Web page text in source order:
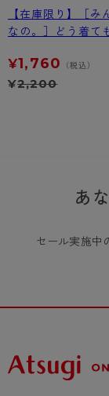
【在庫限り】［み
なの。］どう着て
¥1,760 （税込）
¥2,200
あ
セール実施中